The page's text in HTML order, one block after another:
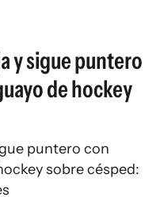
y sigue puntero
de hockey
puntero con
sobre césped: